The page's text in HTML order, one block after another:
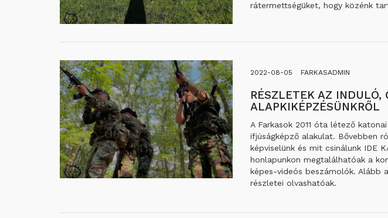
rátermettségüket, hogy közénk
2022-08-05 FARKASADMIN
RÉSZLETEK AZ INDULÓ,
ALAPKIKÉPZÉSÜNKRŐL
A Farkasok 2011 óta létező
ifjúságképző alakulat. Bővebben
képviselünk és mit csinálunk IDE
honlapunkon megtalálhatóak a
képes-videós beszámolók. Alább
részletei olvashatóak.